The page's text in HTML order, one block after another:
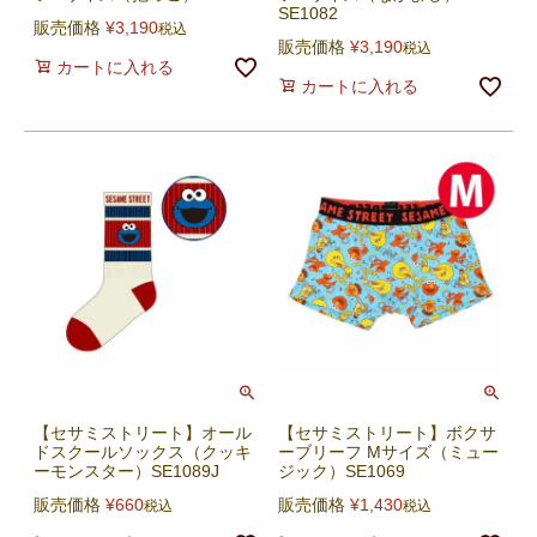
販売価格 ¥3,190税込
カートに入れる
SE1082
販売価格 ¥3,190税込
カートに入れる
【セサミストリート】オール
ドスクールソックス（クッキ
ーモンスター）SE1089J
販売価格 ¥660税込
【セサミストリート】ボクサ
ーブリーフ Mサイズ（ミュー
ジック）SE1069
販売価格 ¥1,430税込